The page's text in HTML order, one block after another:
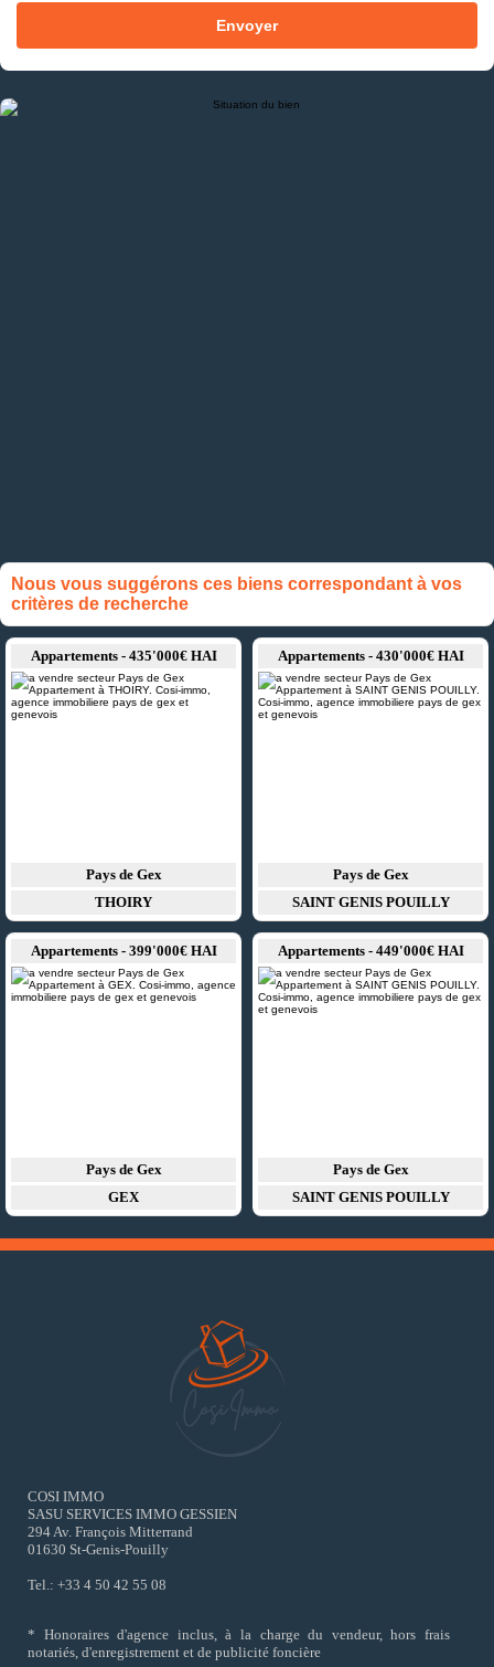
Envoyer
Nous vous suggérons ces biens correspondant à vos
critères de recherche
Appartements - 435'000€ HAI
Pays de Gex
THOIRY
Appartements - 430'000€ HAI
Pays de Gex
SAINT GENIS POUILLY
Appartements - 399'000€ HAI
Pays de Gex
GEX
Appartements - 449'000€ HAI
Pays de Gex
SAINT GENIS POUILLY
COSI IMMO
SASU SERVICES IMMO GESSIEN
294 Av. François Mitterrand
01630 St-Genis-Pouilly
Tel.: +33 4 50 42 55 08
* Honoraires d'agence inclus, à la charge du vendeur, hors frais
notariés, d'enregistrement et de publicité foncière